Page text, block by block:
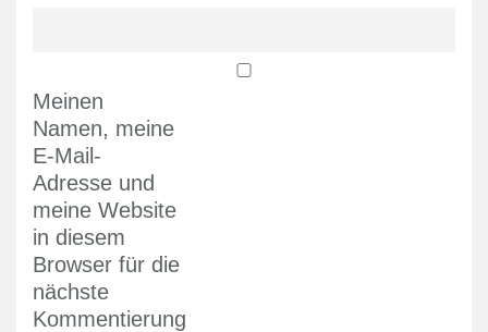
Meinen
Namen, meine
E-Mail-
Adresse und
meine Website
in diesem
Browser für die
nächste
Kommentierung